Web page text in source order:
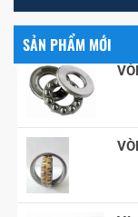
SẢN PHẨM MỚI